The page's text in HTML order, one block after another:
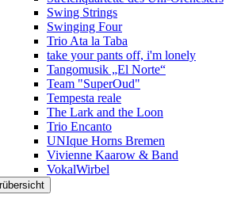
Swing Strings
Swinging Four
Trio Ata la Taba
take your pants off, i'm lonely
Tangomusik „El Norte“
Team "SuperOud"
Tempesta reale
The Lark and the Loon
Trio Encanto
UNIque Horns Bremen
Vivienne Kaarow & Band
VokalWirbel